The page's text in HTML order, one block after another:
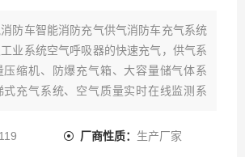
防车智能消防充气供气消防车充气系统
业系统空气呼吸器的快速充气，供气系
压缩机、防爆充气箱、大容量储气体系
式充气系统、空气质量实时在线监测系
量符合国标GB/T 31975-2015《呼吸防护
厂商性质： 生产厂家